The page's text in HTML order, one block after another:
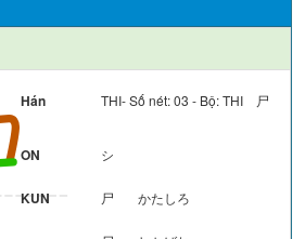
Hán THI- Số nét: 03 - Bộ: THI 尸
ON シ
KUN 尸 かたしろ